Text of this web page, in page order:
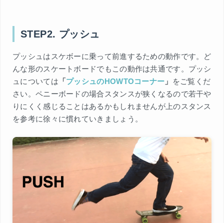
STEP2. プッシュ
プッシュはスケボーに乗って前進するための動作です。ど
んな形のスケートボードでもこの動作は共通です。プッシ
ュについては 「プッシュのHOWTOコーナー 」
をご覧くだ
さい。ペニーボードの場合スタンスが狭くなるので若干や
りにくく感じることはあるかもしれませんが上のスタンス
を参考に徐々に慣れていきましょう。